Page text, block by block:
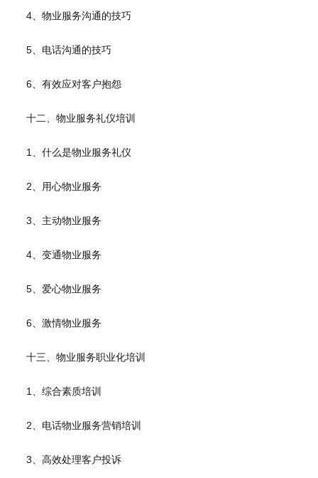
4、物业服务沟通的技巧
5、电话沟通的技巧
6、有效应对客户抱怨
十二、物业服务礼仪培训
1、什么是物业服务礼仪
2、用心物业服务
3、主动物业服务
4、变通物业服务
5、爱心物业服务
6、激情物业服务
十三、物业服务职业化培训
1、综合素质培训
2、电话物业服务营销培训
3、高效处理客户投诉